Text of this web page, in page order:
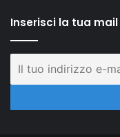
Inserisci la tua